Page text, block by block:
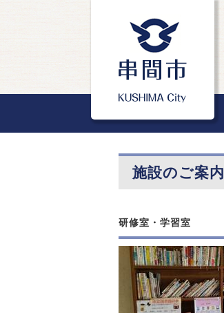
施設のご案内
研修室・学習室